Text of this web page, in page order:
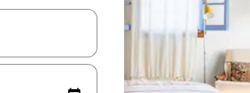
ნავიგაციისთვის გამოიყენეთ